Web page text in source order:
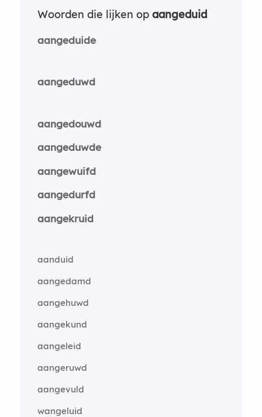
Woorden die lijken op aangeduid
aangeduide
aangeduwd
aangedouwd
aangeduwde
aangewuifd
aangedurfd
aangekruid
aanduid
aangedamd
aangehuwd
aangekund
aangeleid
aangeruwd
aangevuld
wangeluid